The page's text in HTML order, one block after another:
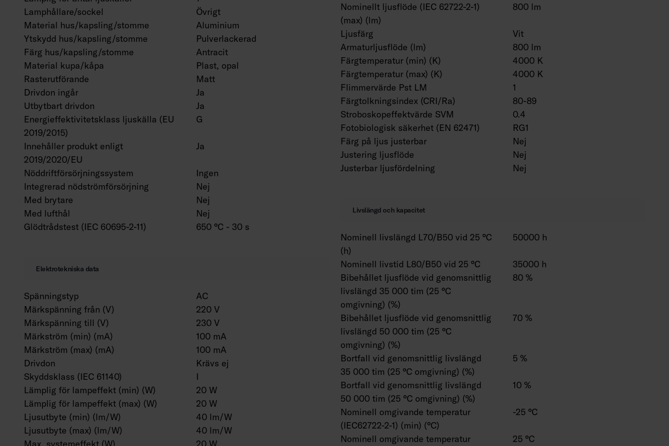
Lamphållare/sockel
Övrigt
Material hus/kapsling/stomme
Aluminium
Ytskydd hus/kapsling/stomme
Pulverlackerad
Färg hus/kapsling/stomme
Antracit
Material kupa/kåpa
Plast, opal
Rasterutförande
Matt
Drivdon ingår
Ja
Utbytbart drivdon
Ja
Energieffektivitetsklass ljuskälla (EU
2019/2015)
G
Innehåller produkt enligt
2019/2020/EU
Ja
Nöddriftförsörjningssystem
Ingen
Integrerad nödströmförsörjning
Nej
Med brytare
Nej
Med lufthål
Nej
Glödtrådstest (IEC 60695-2-11)
650 °C - 30 s
Elektrotekniska data
Spänningstyp
AC
Märkspänning från (V)
220 V
Märkspänning till (V)
230 V
Märkström (min) (mA)
100 mA
Märkström (max) (mA)
100 mA
Drivdon
Krävs ej
Skyddsklass (IEC 61140)
I
Lämplig för lampeffekt (min) (W)
20 W
Lämplig för lampeffekt (max) (W)
20 W
Ljusutbyte (min) (lm/W)
40 lm/W
Ljusutbyte (max) (lm/W)
40 lm/W
Nominellt ljusflöde (IEC 62722-2-1)
(max) (lm)
800 lm
Ljusfärg
Vit
Armaturljusflöde (lm)
800 lm
Färgtemperatur (min) (K)
4000 K
Färgtemperatur (max) (K)
4000 K
Flimmervärde Pst LM
1
Färgtolkningsindex (CRI/Ra)
80-89
Stroboskopeffektvärde SVM
0.4
Fotobiologisk säkerhet (EN 62471)
RG1
Färg på ljus justerbar
Nej
Justering ljusflöde
Nej
Justerbar ljusfördelning
Nej
Livslängd och kapacitet
Nominell livslängd L70/B50 vid 25 °C
(h)
50000 h
Nominell livstid L80/B50 vid 25 °C
35000 h
Bibehållet ljusflöde vid genomsnittlig
livslängd 35 000 tim (25 °C
omgivning) (%)
80 %
Bibehållet ljusflöde vid genomsnittlig
livslängd 50 000 tim (25 °C
omgivning) (%)
70 %
Bortfall vid genomsnittlig livslängd
35 000 tim (25 °C omgivning) (%)
5 %
Bortfall vid genomsnittlig livslängd
50 000 tim (25 °C omgivning) (%)
10 %
Nominell omgivande temperatur
(IEC62722-2-1) (min) (°C)
-25 °C
Nominell omgivande temperatur 25 °C